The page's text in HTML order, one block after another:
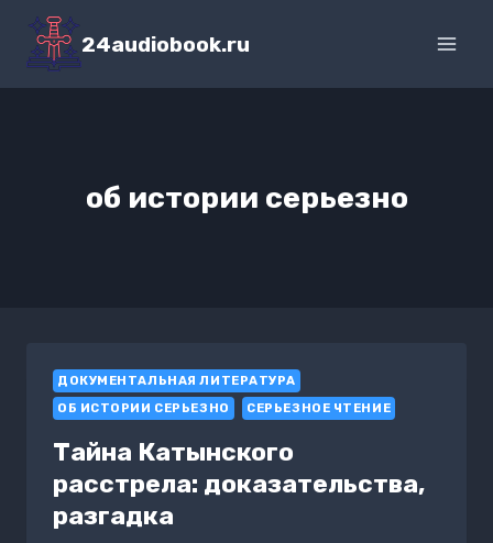
Перейти
содержимому
24audiobook.ru
об истории серьезно
ДОКУМЕНТАЛЬНАЯ ЛИТЕРАТУРА
ОБ ИСТОРИИ СЕРЬЕЗНО
СЕРЬЕЗНОЕ ЧТЕНИЕ
Тайна Катынского
расстрела: доказательства,
разгадка